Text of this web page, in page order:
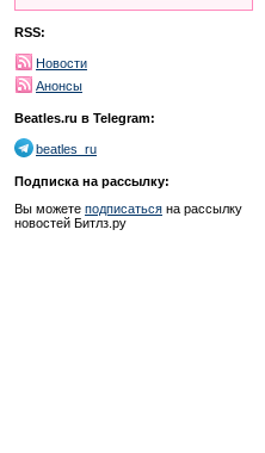
RSS:
Новости
Анонсы
Beatles.ru в Telegram:
beatles_ru
Подписка на рассылку:
Вы можете подписаться на рассылку
новостей Битлз.ру